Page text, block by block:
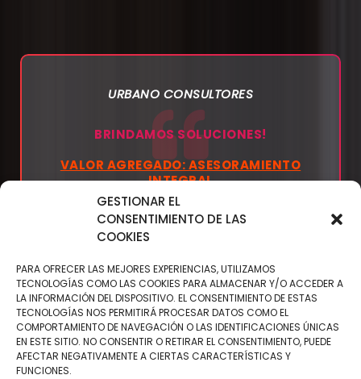
GESTIONAR EL
CONSENTIMIENTO DE LAS
COOKIES
PARA OFRECER LAS MEJORES EXPERIENCIAS, UTILIZAMOS
TECNOLOGÍAS COMO LAS COOKIES PARA ALMACENAR Y/O ACCEDER A
LA INFORMACIÓN DEL DISPOSITIVO. EL CONSENTIMIENTO DE ESTAS
TECNOLOGÍAS NOS PERMITIRÁ PROCESAR DATOS COMO EL
COMPORTAMIENTO DE NAVEGACIÓN O LAS IDENTIFICACIONES ÚNICAS
EN ESTE SITIO. NO CONSENTIR O RETIRAR EL CONSENTIMIENTO, PUEDE
AFECTAR NEGATIVAMENTE A CIERTAS CARACTERÍSTICAS Y
FUNCIONES.
URBANO CONSULTORES
BRINDAMOS SOLUCIONES!
VALOR AGREGADO: ASESORAMIENTO
INTEGRAL